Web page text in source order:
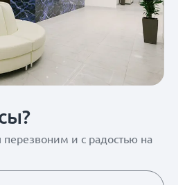
перезвоним и с радостью на